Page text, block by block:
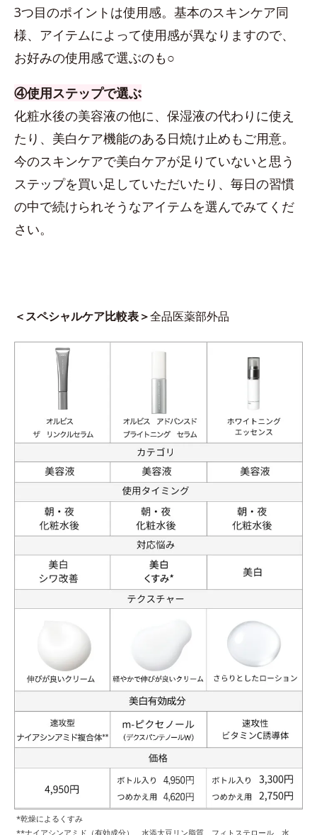
3つ目のポイントは使用感。基本のスキンケア同
様、アイテムによって使用感が異なりますので、
お好みの使用感で選ぶのも○
④使用ステップで選ぶ
化粧水後の美容液の他に、保湿液の代わりに使え
たり、美白ケア機能のある日焼け止めもご用意。
今のスキンケアで美白ケアが足りていないと思う
ステップを買い足していただいたり、毎日の習慣
の中で続けられそうなアイテムを選んでみてくだ
さい。
＜スペシャルケア比較表＞全品医薬部外品
*乾燥によるくすみ
**ナイアシンアミド（有効成分）、水添大豆リン脂質、フィトステロール、水